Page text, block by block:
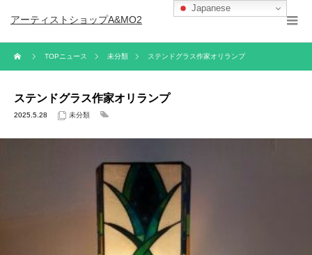
アーティストショップA&MO2
TOPニュース 未分類 ステンドグラス作家オリランプ
ステンドグラス作家オリランプ
2025.5.28 未分類
Japanese